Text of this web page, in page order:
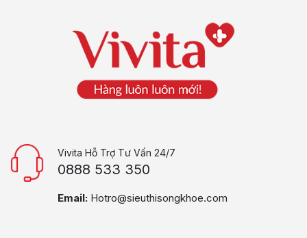
Vivita Hỗ Trợ Tư Vấn 24/7
0888 533 350
Email: Hotro@sieuthisongkhoe.com